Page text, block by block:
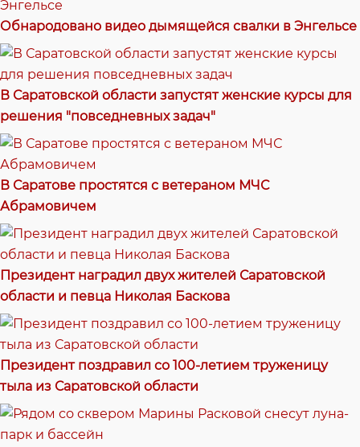
Обнародовано видео дымящейся свалки в Энгельсе
В Саратовской области запустят женские курсы для
решения "повседневных задач"
В Саратове простятся с ветераном МЧС
Абрамовичем
Президент наградил двух жителей Саратовской
области и певца Николая Баскова
Президент поздравил со 100-летием труженицу
тыла из Саратовской области